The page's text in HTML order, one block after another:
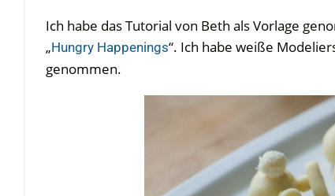
Ich habe das Tutorial von Beth als Vorlage
„Hungry Happenings“. Ich habe weiße
genommen.